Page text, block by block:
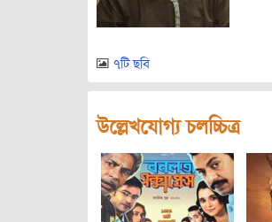
৭টি ছবি
উল্লেখযোগ্য চলচ্চিত্র